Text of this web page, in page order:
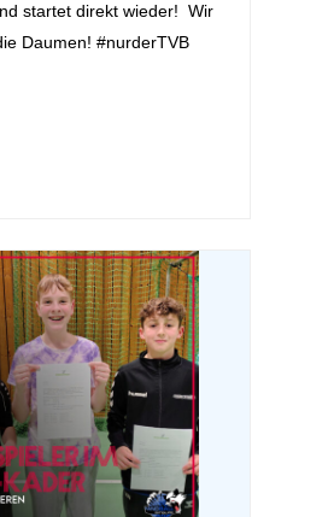
startet direkt wieder! Wir
Daumen! #nurderTVB